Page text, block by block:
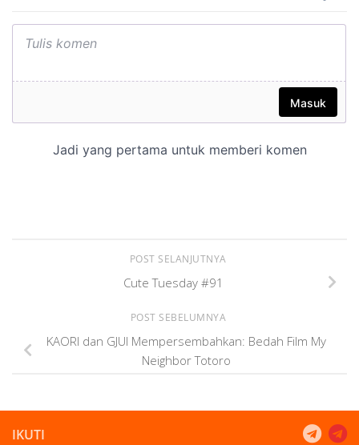
POST SELANJUTNYA
Cute Tuesday #91
POST SEBELUMNYA
KAORI dan GJUI Mempersembahkan: Bedah Film My
Neighbor Totoro
IKUTI